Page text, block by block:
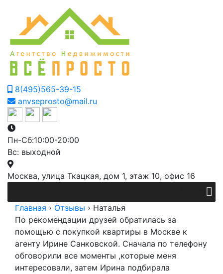
8(495)565-39-15
anvseprosto@mail.ru
Пн-Сб:10:00-20:00
Вс: выходной
Москва, улица Ткацкая, дом 1, этаж 10, офис 16
Главная › Отзывы › Наталья
По рекомендации друзей обратилась за
помощью с покупкой квартиры в Москве к
агенту Ирине Санковской. Сначала по телефону
обговорили все моменты ,которые меня
интересовали, затем Ирина подбирала